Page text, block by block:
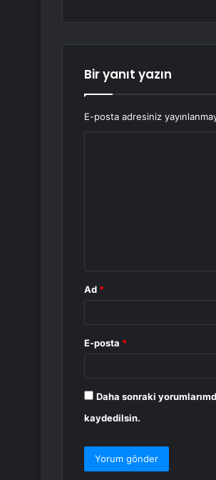
Bir yanıt yazın
E-posta adresiniz
Ad *
E-posta *
Daha sonraki
kaydedilsin.